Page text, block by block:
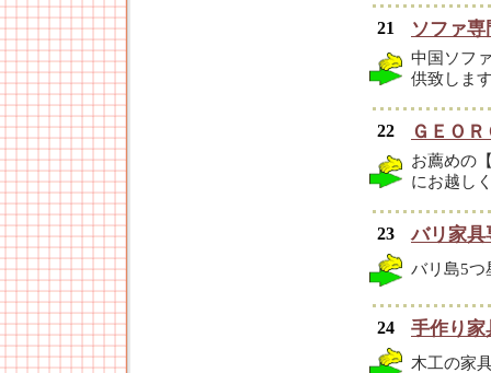
21 ソファ専
中国ソフ
供致しま
22 ＧＥＯ
お薦めの
にお越し
23 バリ家
バリ島5つ
24 手作り家
木工の家